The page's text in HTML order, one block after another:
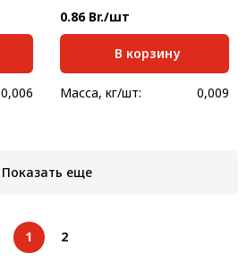
0,006
0.86 Br./шт
В корзину
Масса, кг/шт: 0,009
Показать еще
1 2